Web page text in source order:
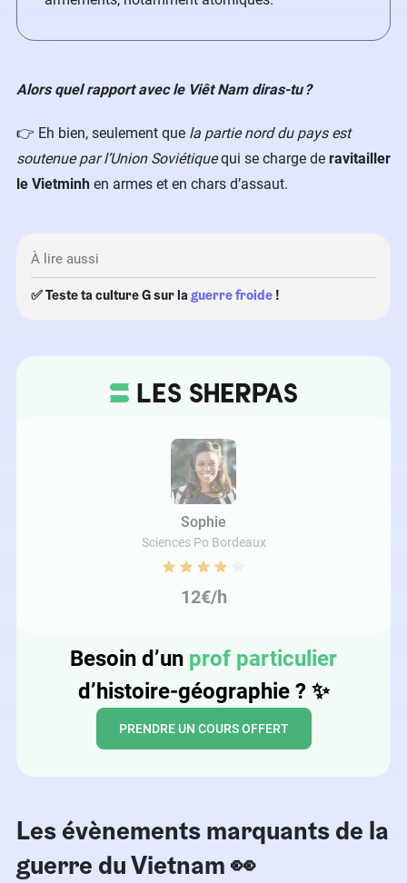
Alors quel rapport avec le Viêt Nam diras-tu ?
👉 Eh bien, seulement que la partie nord du pays est
soutenue par l’Union Soviétiquequi se charge de ravitailler
le Vietminh en armes et en chars d’assaut.
À lire aussi
✅ Teste ta culture G sur laguerre froide !
Sophie
Sciences Po Bordeaux
12€/h
Besoin d’un prof particulier
d’histoire-géographie ? ✨
PRENDRE UN COURS OFFERT
Les évènements marquants de la
guerre du Vietnam 👀